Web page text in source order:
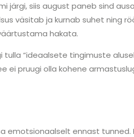
järgi, siis august paneb sind
väsitab ja kurnab suhet ning
hakata.
“ideaalsete tingimuste
ei pruugi olla kohene
ennast tunned.